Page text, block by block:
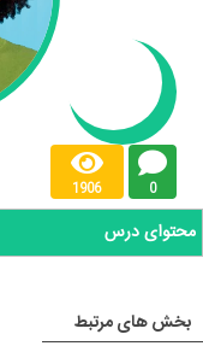
1906 0
محتوای درس
بخش های مرتبط